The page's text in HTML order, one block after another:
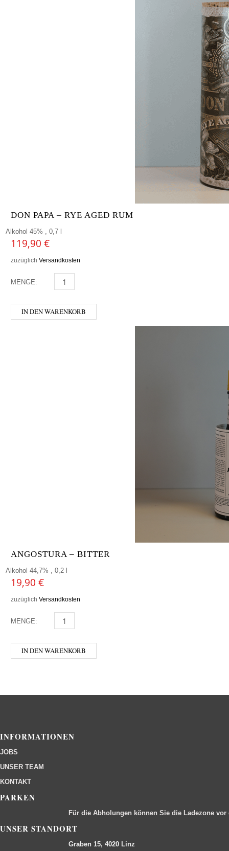
DON PAPA – RYE AGED RUM
Alkohol 45% , 0,7 l
119,90 €
zuzüglich Versandkosten
MENGE: DON PAPA - RYE AGED RUM MENGE
IN DEN WARENKORB
ANGOSTURA – BITTER
Alkohol 44,7% , 0,2 l
19,90 €
zuzüglich Versandkosten
MENGE: ANGOSTURA - BITTER MENGE
IN DEN WARENKORB
INFORMATIONEN
JOBS
UNSER TEAM
KONTAKT
PARKEN
Für die Abholungen können Sie die Ladezone
UNSER STANDORT
Graben 15, 4020 Linz